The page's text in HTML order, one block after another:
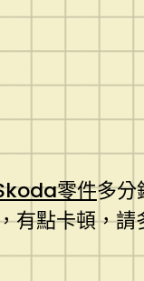
零件多分
有點卡頓，請